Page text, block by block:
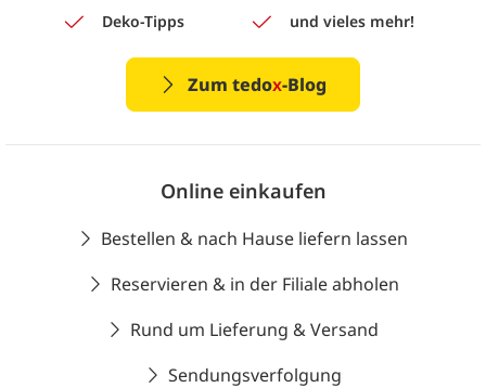
Deko-Tipps
und vieles mehr!
Zum tedox-Blog
Online einkaufen
Bestellen & nach Hause liefern lassen
Reservieren & in der Filiale abholen
Rund um Lieferung & Versand
Sendungsverfolgung